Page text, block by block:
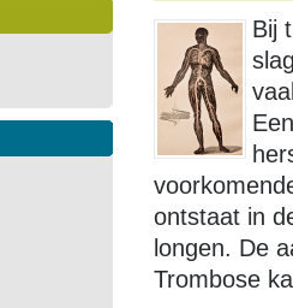
Bij
ontstaat in
longen. De
Trombose